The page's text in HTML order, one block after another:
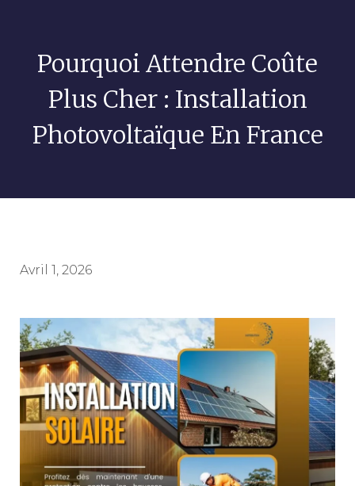
Pourquoi Attendre Coûte
Plus Cher : Installation
Photovoltaïque En France
Avril 1, 2026